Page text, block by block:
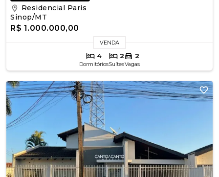
Residencial Paris
Sinop/MT
R$ 1.000.000,00
VENDA
4
Dormitórios
2
Suítes
2
Vagas